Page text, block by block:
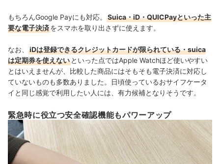
もちろんGoogle Payにも対応。
Suica・iD・QUICPayといった主
要な電子決済をスマホを取り出さずに使えます。
なお、
iDは登録できるクレジットカードが限られている・suica
は定期券を使えない といった点ではApple Watchほど使いやすい
とはいえませんが、比較した商品にはそもそも電子決済に対応し
ていないものも多数ありました。
日頃使っているおサイフケータ
イと同じ感覚で利用したい人には、有力候補となりそうです。
緊急時に役立つ安全確認機能もパワーアップ